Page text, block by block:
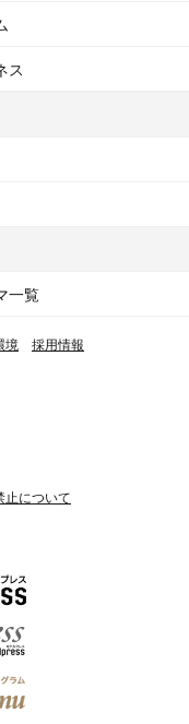
ス
一覧
境 採用情報
止について